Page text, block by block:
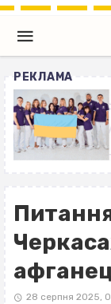
РЕКЛАМА
28 серпня 2025,